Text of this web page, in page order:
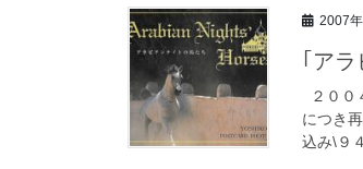
2007
｢ア
２００
につき
込み\９